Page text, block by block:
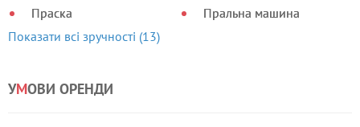
Праска
Пральна машина
Показати всі зручності (13)
УМОВИ ОРЕНДИ